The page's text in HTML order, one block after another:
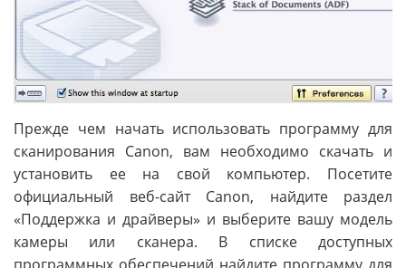
Прежде чем начать использовать программу для
сканирования Canon, вам необходимо скачать и
установить ее на свой компьютер. Посетите
официальный веб-сайт Canon, найдите раздел
«Поддержка и драйверы» и выберите вашу модель
камеры или сканера. В списке доступных